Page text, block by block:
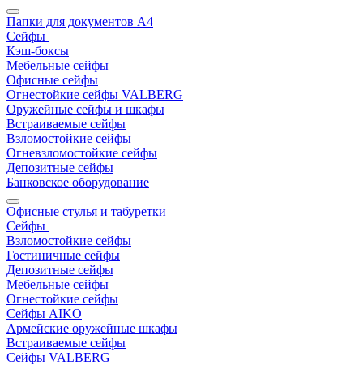
Папки для документов A4
Сейфы
Кэш-боксы
Мебельные сейфы
Офисные сейфы
Огнестойкие сейфы VALBERG
Оружейные сейфы и шкафы
Встраиваемые сейфы
Взломостойкие сейфы
Огневзломостойкие сейфы
Депозитные сейфы
Банковское оборудование
Офисные стулья и табуретки
Сейфы
Взломостойкие сейфы
Гостиничные сейфы
Депозитные сейфы
Мебельные сейфы
Огнестойкие сейфы
Сейфы AIKO
Армейские оружейные шкафы
Встраиваемые сейфы
Сейфы VALBERG